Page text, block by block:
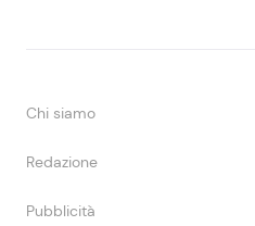
Chi siamo
Redazione
Pubblicità